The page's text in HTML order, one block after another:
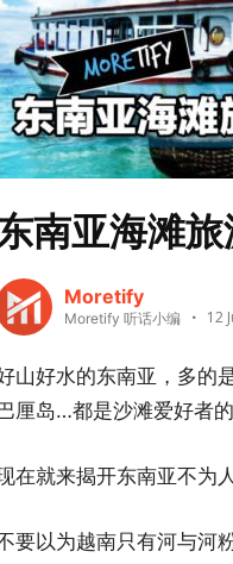
南亚海滩
Moretify
Moretify 听话小编 12
山好水的东南亚，多的
厘岛…都是沙滩爱好者
在就来揭开东南亚不为
要以为越南只有河与河